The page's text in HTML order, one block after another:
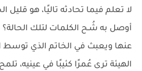
لا تعلم فيما تحادثه تاليًا، هو قليل
أوصل به شُـح الكلمات لتلك
عنها ويعبث في الخاتم الذي
الهيئة ترى عُمرًا كئيبًا في عينيه،